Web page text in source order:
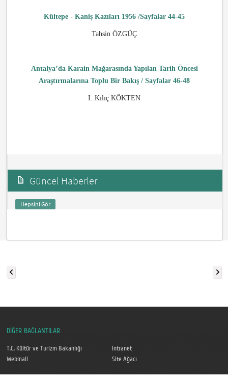
Kültepe - Kaniş Kazıları 1956 /Sayfalar 44-45
Tahsin ÖZGÜÇ
Antalya’da Karain Mağarasında Yapılan Tarih Öncesi
Araştırmalarına Toplu Bir Bakış / Sayfalar 46-48
I. Kılıç KÖKTEN
Güncel Haberler
Hepsini Gör
DİĞER BAĞLANTILAR
T.C. Kültür ve Turizm Bakanlığı
Intranet
Webmail
Site Ağacı